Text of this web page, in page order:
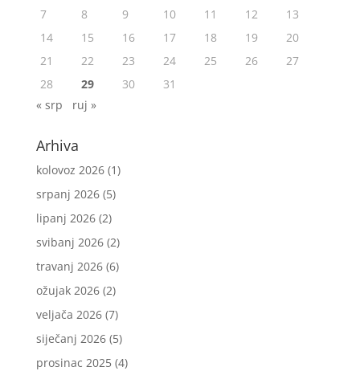
7
8 9 10 11 12
13
14
15 16 17 18 19
20
21
22 23 24 25 26
27
28
29 30
31
« srp
ruj »
Arhiva
kolovoz 2026(1)
srpanj 2026(5)
lipanj 2026(2)
svibanj 2026(2)
travanj 2026(6)
ožujak 2026(2)
veljača 2026(7)
siječanj 2026(5)
prosinac 2025(4)